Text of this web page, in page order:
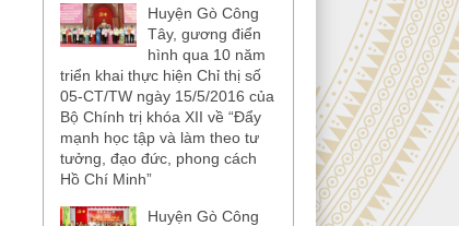
Huyện Gò Công
Tây, gương điển
hình qua 10 năm
triển khai thực hiện Chỉ thị số
05-CT/TW ngày 15/5/2016 của
Bộ Chính trị khóa XII về “Đẩy
mạnh học tập và làm theo tư
tưởng, đạo đức, phong cách
Hồ Chí Minh”
Huyện Gò Công